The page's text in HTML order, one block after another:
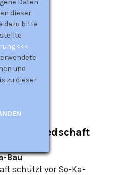
dieser
dazu bitte
<<<
und
zu dieser
Bau
schützt vor So-Ka-